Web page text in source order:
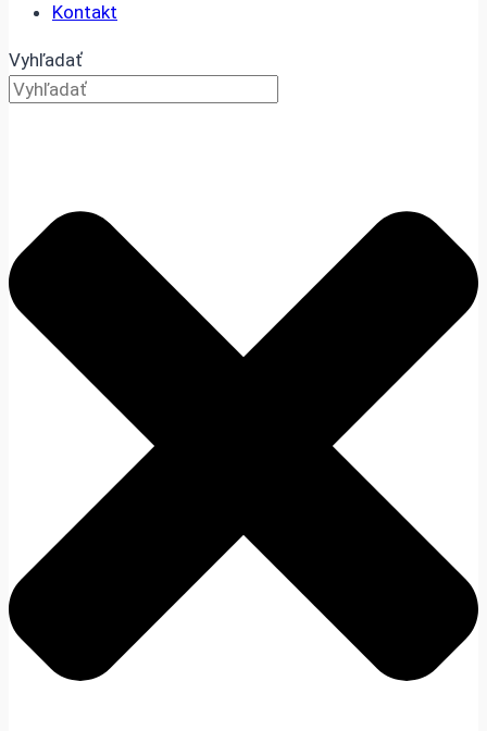
Kontakt
Vyhľadať